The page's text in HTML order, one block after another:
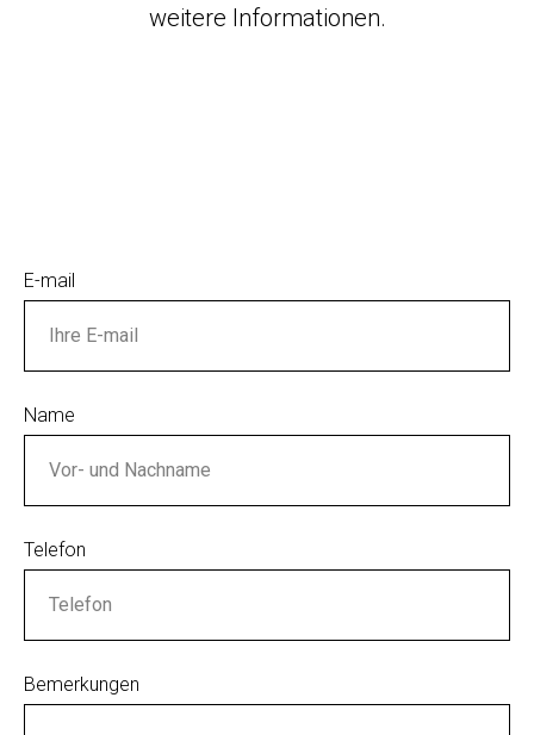
weitere Informationen.
E-mail
Name
Telefon
Bemerkungen